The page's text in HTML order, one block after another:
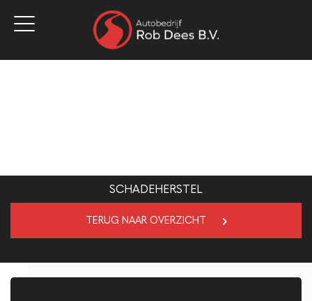
Aanbod
SCHADEHERSTEL
TERUG NAAR OVERZICHT